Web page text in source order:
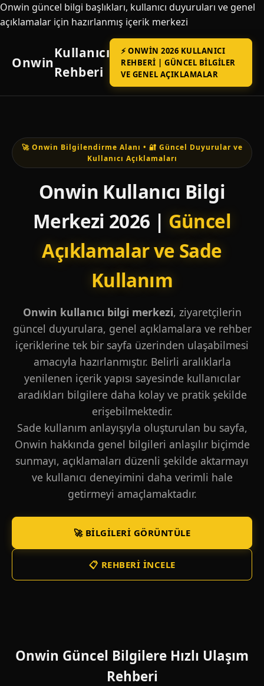
Onwin güncel bilgi başlıkları, kullanıcı duyuruları ve genel
açıklamalar için hazırlanmış içerik merkezi
Onwin
Kullanıcı
Rehberi
⚡ ONWIN 2026 KULLANICI
REHBERI | GÜNCEL BILGILER
VE GENEL AÇIKLAMALAR
🚀 Onwin Bilgilendirme Alanı • 🔐 Güncel Duyurular ve
Kullanıcı Açıklamaları
Onwin Kullanıcı Bilgi
Merkezi 2026 | Güncel
Açıklamalar ve Sade
Kullanım
Onwin kullanıcı bilgi merkezi, ziyaretçilerin
güncel duyurulara, genel açıklamalara ve rehber
içeriklerine tek bir sayfa üzerinden ulaşabilmesi
amacıyla hazırlanmıştır. Belirli aralıklarla
yenilenen içerik yapısı sayesinde kullanıcılar
aradıkları bilgilere daha kolay ve pratik şekilde
erişebilmektedir.
Sade kullanım anlayışıyla oluşturulan bu sayfa,
Onwin hakkında genel bilgileri anlaşılır biçimde
sunmayı, açıklamaları düzenli şekilde aktarmayı
ve kullanıcı deneyimini daha verimli hale
getirmeyi amaçlamaktadır.
🚀 BILGILERI GÖRÜNTÜLE
📋 REHBERI İNCELE
Onwin Güncel Bilgilere Hızlı Ulaşım
Rehberi